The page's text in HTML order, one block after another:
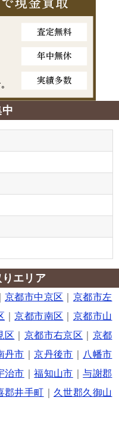
エリア
｜京都市中京区
京都市左
｜京都市南区
京都市山
区 京都市右京区
京都
丹市 ｜京丹後市
八幡市
治市 ｜福知山市 ｜与謝郡
郡井手町
久世郡久御山